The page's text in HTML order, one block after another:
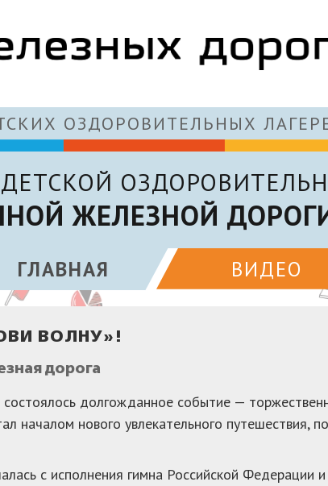
ОЗДОРОВИТЕЛЬНЫХ
ЖЕЛЕЗНОЙ
ГЛАВНАЯ ВИДЕО
ВОЛНУ»!
дорога
долгожданное событие —
началом нового увлекательного путешествия,
с исполнения гимна Российской Федерации